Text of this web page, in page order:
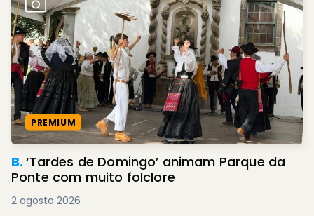
PREMIUM
B.‘Tardes de Domingo’ animam Parque da
Ponte com muito folclore
2 agosto 2026